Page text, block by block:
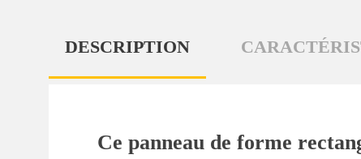
DESCRIPTION
Ce panneau de forme